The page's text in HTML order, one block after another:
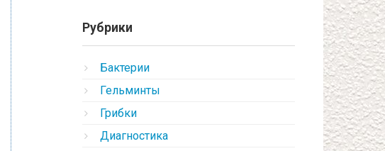
Рубрики
Бактерии
Гельминты
Грибки
Диагностика